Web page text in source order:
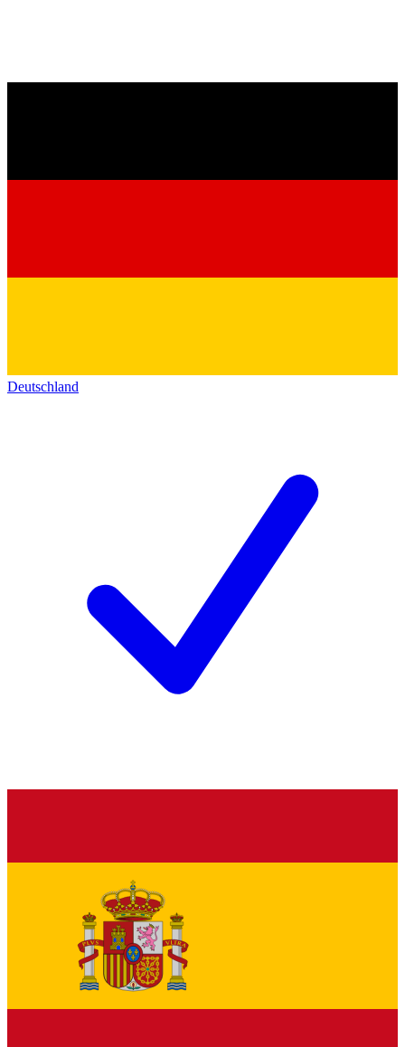
Deutschland